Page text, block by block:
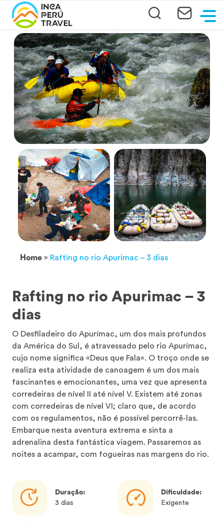
Home » Rafting no rio Apurimac – 3 dias
Rafting no rio Apurimac – 3
dias
O Desfiladeiro do Apurímac, um dos mais profundos
da América do Sul, é atravessado pelo rio Apurímac,
cujo nome significa «Deus que Fala». O troço onde se
realiza esta atividade de canoagem é um dos mais
fascinantes e emocionantes, uma vez que apresenta
corredeiras de nível II até nível V. Existem até zonas
com corredeiras de nível VI; claro que, de acordo
com os regulamentos, não é possível percorrê-las.
Embarque nesta aventura extrema e sinta a
adrenalina desta fantástica viagem. Passaremos as
noites a acampar, com fogueiras nas margens do rio.
Duração:
3 dias
Dificuldade:
Exigente